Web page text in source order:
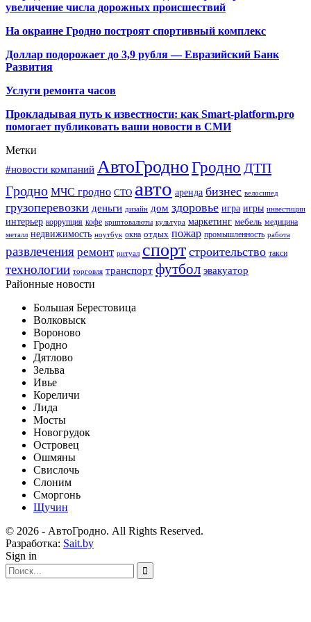
увеличение числа дорожных происшествий
На окраине Гродно построят спортивный комплекс
Доллар подорожает до 3,9 рубля — Евразийский Банк
Развития
Услуги ремонта часов
Прокладывая путь к известности: как Smart-platform.pro
помогает публиковать ваши новости в СМИ
Метки
#новости компаний АвтоГродноГродно ДТП
Гродно МЧС гродно СТО авто аренда бизнес велосипед
грузоперевозки деньги дизайн дом здоровье игра игры инвестиции
интерьер коррупция кофе криптовалюты культура маркетинг мебель медицина
металл недвижимость ноутбук окна отдых пожар промышленность работа
развлечения ремонт ритуал спорт строительство такси
технологии торговля транспорт футбол эвакуатор
Районные новости
Большая Берестовица
Волковыск
Вороново
Гродно
Дятлово
Зельва
Ивье
Кореличи
Лида
Мосты
Новогрудок
Островец
Ошмяны
Свислочь
Слоним
Сморгонь
Щучин
© 2026 - АвтоГродно. All Rights Reserved.
Разработка: Sait.by
Sign in